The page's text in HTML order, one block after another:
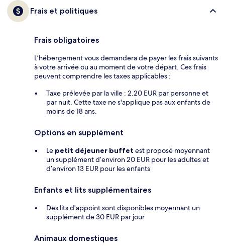
Frais et politiques
Frais obligatoires
L’hébergement vous demandera de payer les frais suivants
à votre arrivée ou au moment de votre départ. Ces frais
peuvent comprendre les taxes applicables :
Taxe prélevée par la ville : 2.20 EUR par personne et
par nuit. Cette taxe ne s'applique pas aux enfants de
moins de 18 ans.
Options en supplément
Le petit déjeuner buffet est proposé moyennant
un supplément d’environ 20 EUR pour les adultes et
d’environ 13 EUR pour les enfants
Enfants et lits supplémentaires
Des lits d'appoint sont disponibles moyennant un
supplément de 30 EUR par jour
Animaux domestiques